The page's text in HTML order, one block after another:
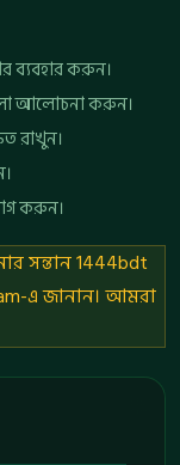
ব্যবহার করুন।
আলোচনা করুন।
রাখুন।
করুন।
সন্তান 1444bdt
এ জানান। আমরা